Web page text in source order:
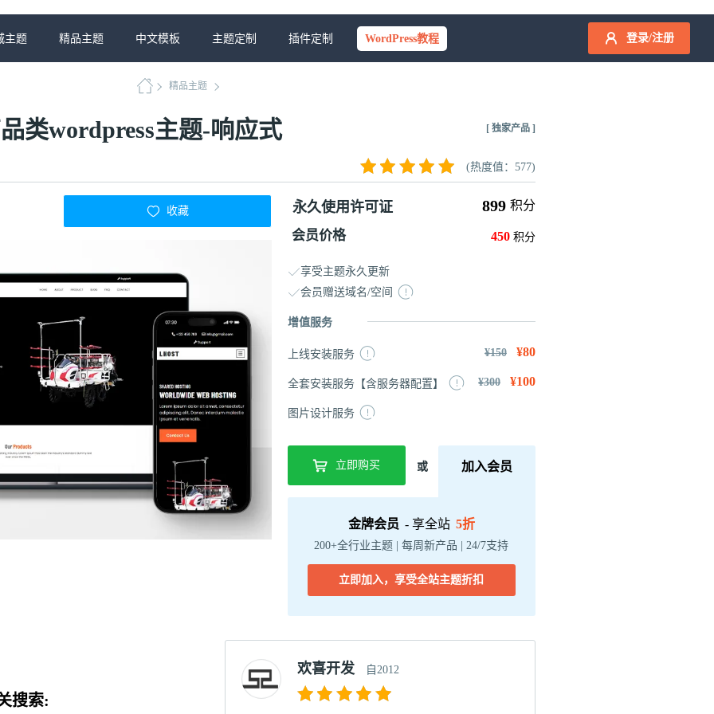
主题 精品主题 中文模板 主题定制 插件定制 WordPress教程 登录/注册
精品主题
类wordpress主题-响应式 [ 独家产品 ]
(热度值：577)
收藏 永久使用许可证 899 积分
会员价格 450 积分
享受主题永久更新
会员赠送域名/空间
增值服务
上线安装服务 ¥150 ¥80
全套安装服务【含服务器配置】 ¥300 ¥100
图片设计服务
立即购买 或 加入会员
金牌会员 - 享全站 5折
200+全行业主题 | 每周新产品 | 24/7支持
立即加入，享受全站主题折扣
搜索:
欢喜开发 自2012